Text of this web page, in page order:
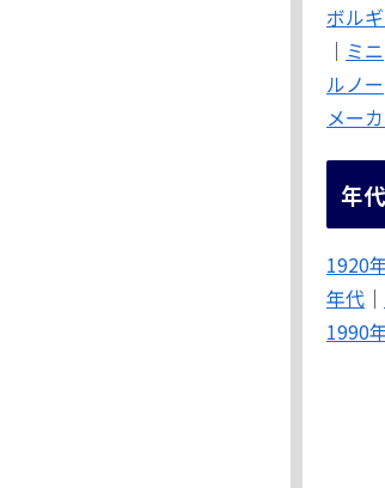
ボル
｜ ミニ
ルノー
メー
年
1920
年代 ｜
1990